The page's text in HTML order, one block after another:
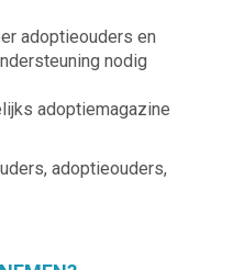
adoptieouders en
nodig
adoptiemagazine
adoptieouders,